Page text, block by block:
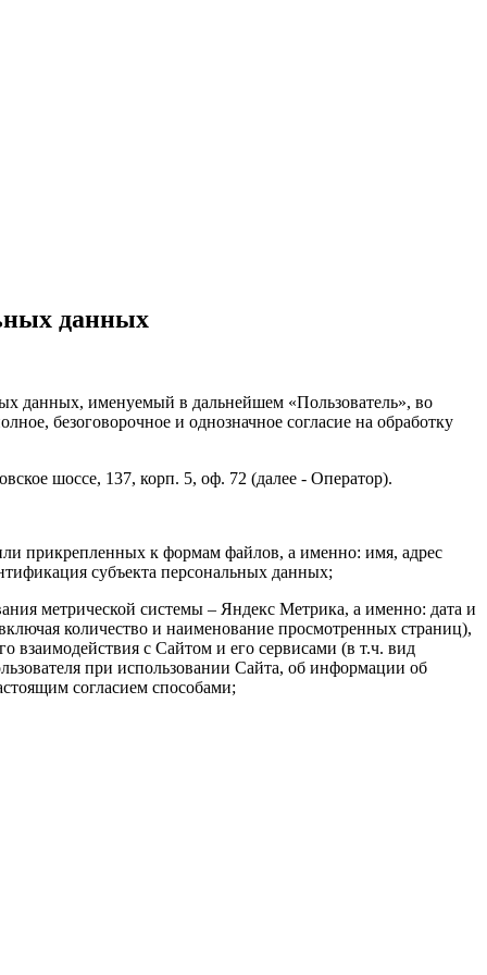
данных
данных, именуемый в дальнейшем «Пользователь», во
безоговорочное и однозначное согласие на обработку
шоссе, 137, корп. 5, оф. 72 (далее - Оператор).
прикрепленных к формам файлов, а именно: имя, адрес
субъекта персональных данных;
метрической системы – Яндекс Метрика, а именно: дата и
количество и наименование просмотренных страниц),
взаимодействия с Сайтом и его сервисами (в т.ч. вид
при использовании Сайта, об информации об
согласием способами;